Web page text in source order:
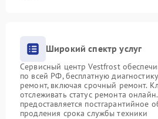
Широкий спектр услуг
Сервисный центр Vestfrost
по всей РФ, бесплатную
ремонт, включая срочный ремонт.
отслеживать статус ремонта
предоставляется постгарантийное
продления срока службы техники